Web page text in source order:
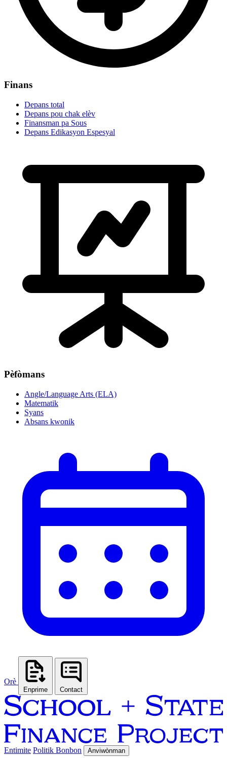
Finans
Depans total
Depans pou chak elèv
Finansman pa Sous
Depans Edikasyon Espesyal
Pèfòmans
Angle/Language Arts (ELA)
Matematik
Syans
Absans kwonik
Orè
Enprime Contact
Entimite Politik Bonbon Anviwònman